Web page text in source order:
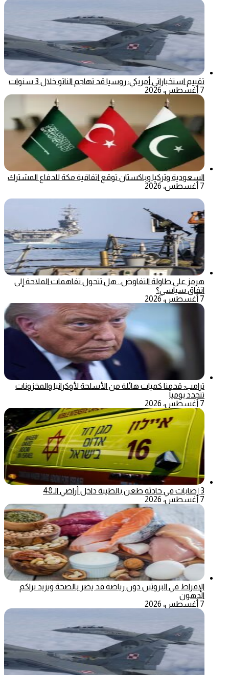
تقييم استخباراتي أمريكي: روسيا قد تهاجم الناتو خلال 3 سنوات
7 أغسطس، 2026
السعودية وتركيا وباكستان توقع اتفاقية مكة للدفاع المشترك
7 أغسطس، 2026
هرمز على طاولة التفاوض.. هل تتحول تفاهمات الملاحة إلى
اتفاق سياسي؟
7 أغسطس، 2026
ترامب: قدمنا كميات هائلة من الأسلحة لأوكرانيا والمخزونات
تتجدد يومياً
7 أغسطس، 2026
3 إصابات في حادثة طعن بالطيبة داخل أراضي الـ48
7 أغسطس، 2026
الإفراط في البروتين دون رياضة قد يضر بالصحة ويزيد تراكم
الدهون
7 أغسطس، 2026